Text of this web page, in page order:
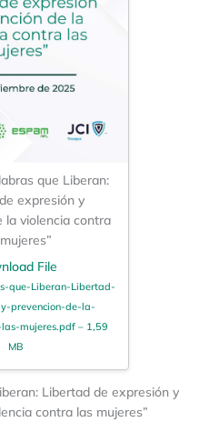
que Liberan:
expresión y
la violencia contra
File
que-Liberan-Libertad-
prevencion-de-la-
mujeres.pdf – 1,59
MB
Libertad de expresión y
contra las mujeres”